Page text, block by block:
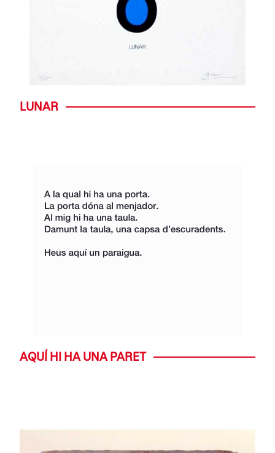
LUNAR
AQUÍ HI HA UNA PARET